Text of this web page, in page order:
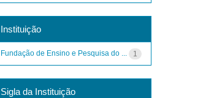
Instituição
1
Fundação de Ensino e Pesquisa do ...
Sigla da Instituição